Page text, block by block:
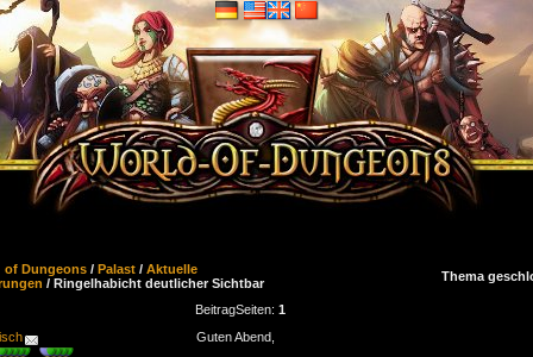
of Dungeons / Palast / Aktuelle
/ Ringelhabicht deutlicher Sichtbar Thema
BeitragSeiten: 1
Guten Abend,